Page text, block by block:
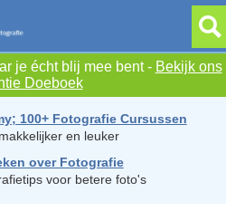
je écht blij mee bent - Bekijk ons
Doeboek
100+ Fotografie Cursussen
en leuker
over Fotografie
voor betere foto's